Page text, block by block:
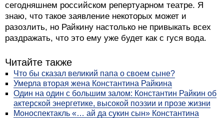
сегодняшнем российском репертуарном театре. Я
знаю, что такое заявление некоторых может и
разозлить, но Райкину настолько не привыкать всех
раздражать, что это ему уже будет как с гуся вода.
Читайте также
Что бы сказал великий папа о своем сыне?
Умерла вторая жена Константина Райкина
Один на один с большим залом: Константин Райкин об
актерской энергетике, высокой поэзии и прозе жизни
Моноспектакль «… ай да сукин сын» Константина